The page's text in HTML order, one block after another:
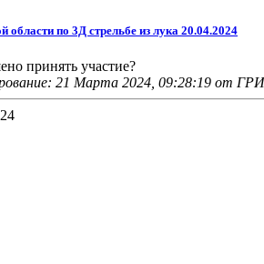
по 3Д стрельбе из лука 20.04.2024
принять участие?
21 Марта 2024, 09:28:19 от